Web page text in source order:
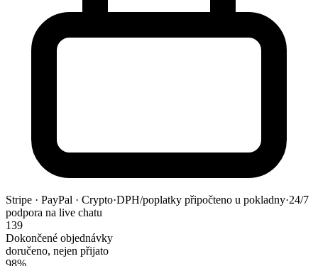
Stripe · PayPal · Crypto·DPH/poplatky připočteno u pokladny·24/7
podpora na live chatu
139
Dokončené objednávky
doručeno, nejen přijato
98%